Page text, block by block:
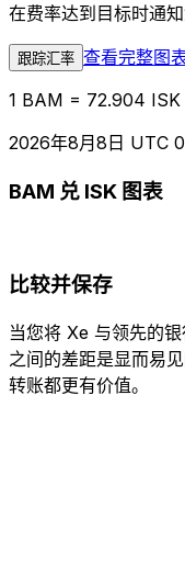
在费率达到目标时通知
跟踪汇率 查看完整图
1 BAM = 72.904 ISK
2026年8月8日 UTC
BAM 兑 ISK 图表
比较并保存
当您将 Xe 与领先的
之间的差距是显而易
转账都更有价值。